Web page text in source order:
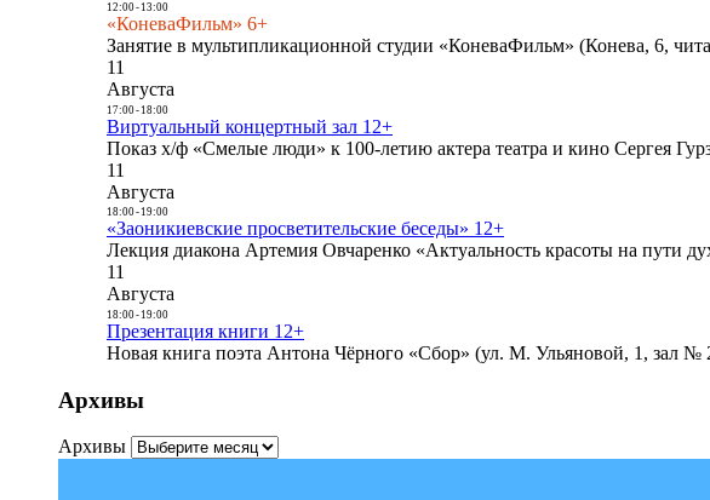
12:00- 13:00
«КоневаФильм» 6+
Занятие в мультипликационной студии «КоневаФильм» (Конева, 6,
11
Августа
17:00- 18:00
Виртуальный концертный зал 12+
Показ х/ф «Смелые люди» к 100-летию актера театра и кино Сергея
11
Августа
18:00- 19:00
«Заоникиевские просветительские беседы» 12+
Лекция диакона Артемия Овчаренко «Актуальность красоты на пути
11
Августа
18:00- 19:00
Презентация книги 12+
Новая книга поэта Антона Чёрного «Сбор» (ул. М. Ульяновой, 1, зал №
Архивы
Архивы